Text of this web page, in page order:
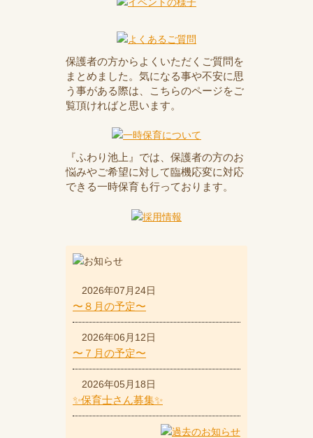
保護者の方からよくいただくご質問を
まとめました。気になる事や不安に思
う事がある際は、こちらのページをご
覧頂ければと思います。
『ふわり池上』では、保護者の方のお
悩みやご希望に対して臨機応変に対応
できる一時保育も行っております。
2026年07月24日
〜８月の予定〜
2026年06月12日
〜７月の予定〜
2026年05月18日
✨保育士さん募集✨